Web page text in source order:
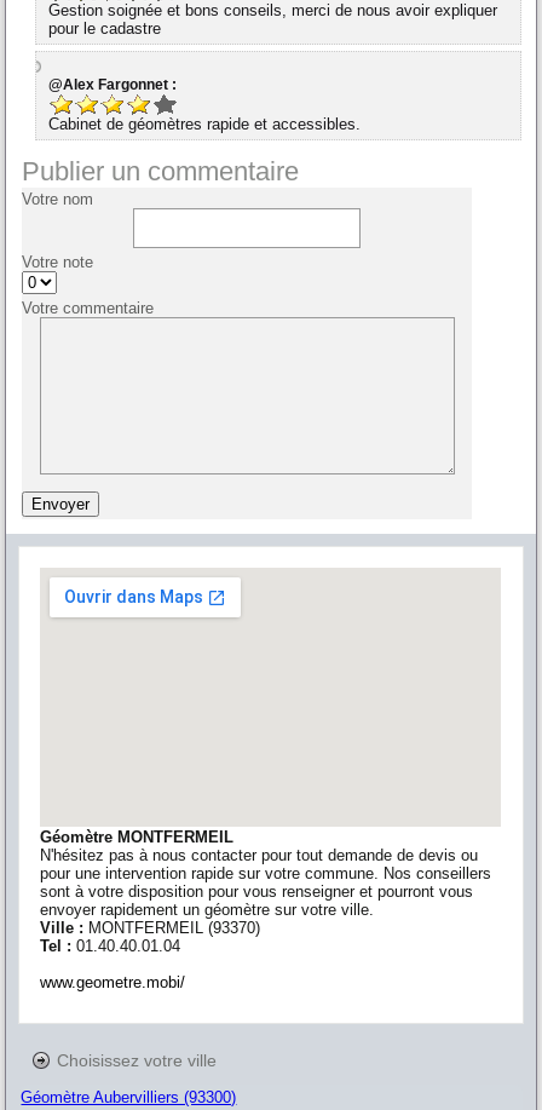
Gestion soignée et bons conseils, merci de nous avoir expliquer
pour le cadastre
@Alex Fargonnet :
Cabinet de géomètres rapide et accessibles.
Publier un commentaire
Votre nom
Votre note
Votre commentaire
Géomètre MONTFERMEIL
N'hésitez pas à nous contacter pour tout demande de devis ou
pour une intervention rapide sur votre commune. Nos conseillers
sont à votre disposition pour vous renseigner et pourront vous
envoyer rapidement un géomètre sur votre ville.
Ville : MONTFERMEIL (93370)
Tel :01.40.40.01.04
www.geometre.mobi/
Choisissez votre ville
Géomètre Aubervilliers (93300)